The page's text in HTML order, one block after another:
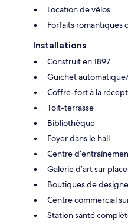
Location de vélos
Forfaits romantiques
Installations
Construit en 1897
Guichet
Coffre-fort à la
Toit-terrasse
Bibliothèque
Foyer dans le hall
Centre
Galerie d’art sur place
Boutiques de
Centre commercial
Station santé